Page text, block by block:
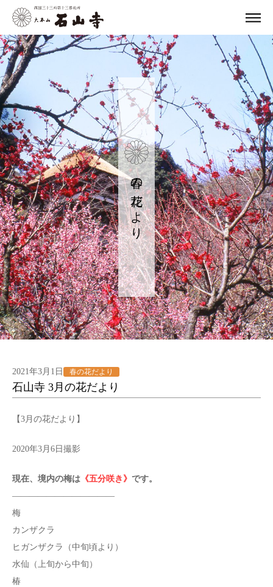
春の花だより
2021年3月1日 春の花だより
石山寺 3月の花だより
【3月の花だより】
2020年3月6日撮影
現在、境内の梅は 《五分咲き》 です。
————————————
梅
カンザクラ
ヒガンザクラ（中旬頃より）
水仙（上旬から中旬）
椿